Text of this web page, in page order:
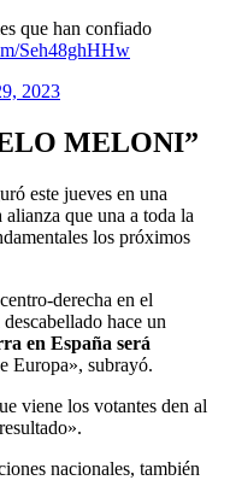
que han confiado
Seh48ghHHw
2023
MELONI”
este jueves en una
que una a toda la
los próximos
derecha en el
hace un
en España será
Europa», subrayó.
viene los votantes den al
nacionales, también